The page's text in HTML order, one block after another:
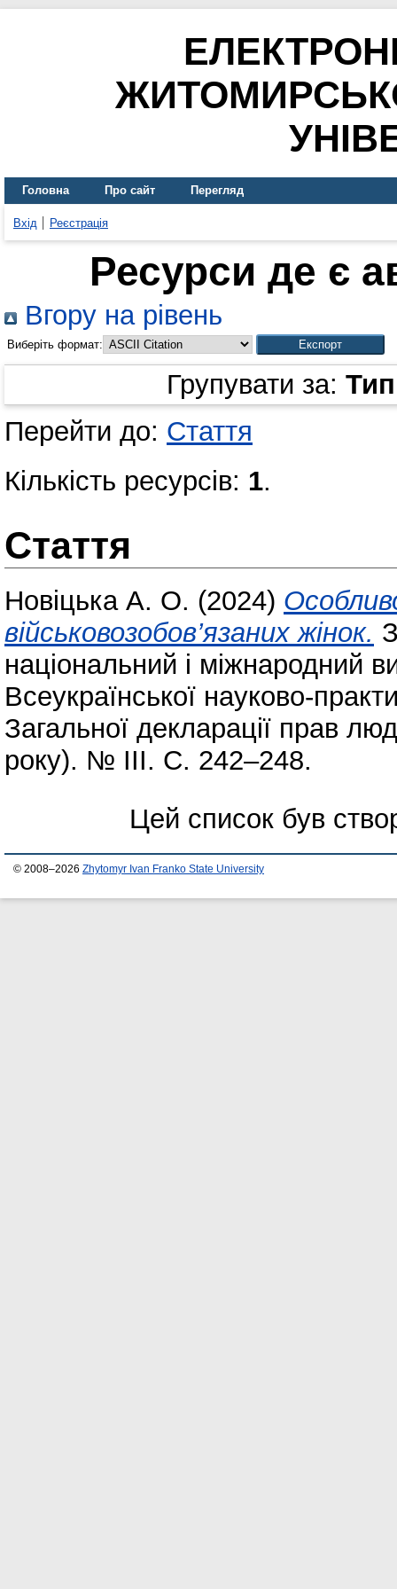
Головна Про сайт Перегляд
Вхід Реєстрація
Ресурси де є
Вгору на рівень
Виберіть формат:
Групувати за:
Перейти до: Стаття
Кількість ресурсів: 1.
Стаття
Новіцька А. О. (2024)
військовозобов’язаних жінок.
національний і міжнародний
Всеукраїнської науково-
Загальної декларації прав
року). № ІІІ. С. 242–248.
Цей список був
© 2008–2026 Zhytomyr Ivan Franko State University